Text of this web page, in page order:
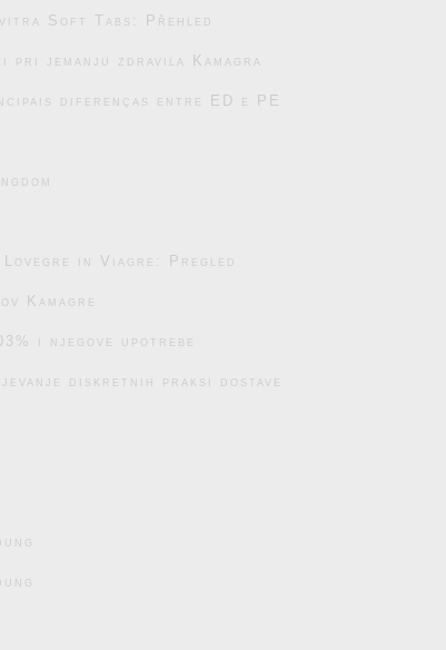
Soft Tabs: Přehled
pri jemanju zdravila Kamagra
diferenças entre ED e PE
Lovegre in Viagre: Pregled
Kamagre
i njegove upotrebe
diskretnih praksi dostave